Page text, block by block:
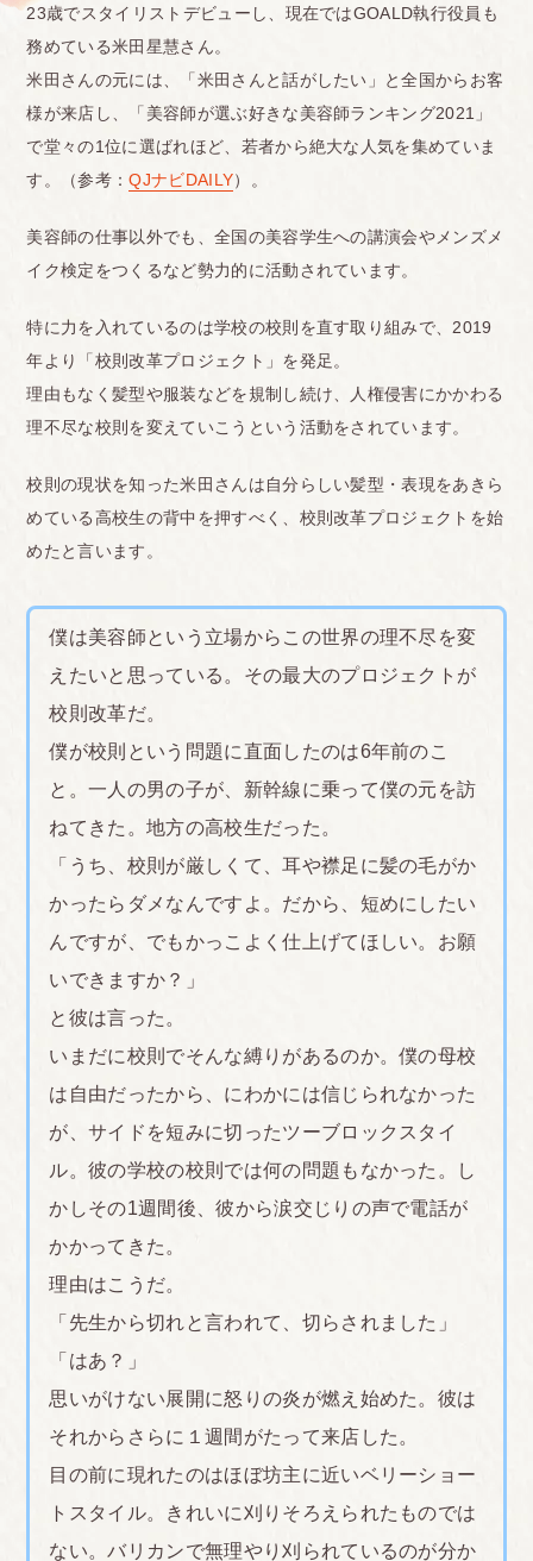
生えるような生え方をしており、大した長さでなく
ても耳にかかってしまいました。それで毎回ひっか
かってしまうので、高校はスポーツ刈りのような頭
にせざるを得ない状況で、私生活のオシャレを存分
約を入れていたこともあり、少し伸ばしていたので
すが、ここでも当然ひっかかりました。
しかし、せっかくの卒業式だし少しはカッコよく行
きたかったので、切ってこいって言われたのを無視
してそのままの長さで当日を迎えました。前日検査
に引っかかった人たちは式前に再検査を受けるので
させない。」と言われ、泣く泣くトイレで自ら前
髪、横の髪にハサミを入れました。
23歳でスタイリストデビューし、現在ではGOALD執行役員も
務めている米田星慧さん。
米田さんの元には、「米田さんと話がしたい」と全国からお客
様が来店し、「美容師が選ぶ好きな美容師ランキング2021」
で堂々の1位に選ばれほど、若者から絶大な人気を集めていま
す。（参考：QJナビDAILY）。
美容師の仕事以外でも、全国の美容学生への講演会やメンズメ
イク検定をつくるなど勢力的に活動されています。
特に力を入れているのは学校の校則を直す取り組みで、2019
年より「校則改革プロジェクト」を発足。
理由もなく髪型や服装などを規制し続け、人権侵害にかかわる
理不尽な校則を変えていこうという活動をされています。
校則の現状を知った米田さんは自分らしい髪型・表現をあきら
めている高校生の背中を押すべく、校則改革プロジェクトを始
めたと言います。
僕は美容師という立場からこの世界の理不尽を変
えたいと思っている。その最大のプロジェクトが
校則改革だ。
僕が校則という問題に直面したのは6年前のこ
と。一人の男の子が、新幹線に乗って僕の元を訪
ねてきた。地方の高校生だった。
「うち、校則が厳しくて、耳や襟足に髪の毛がか
かったらダメなんですよ。だから、短めにしたい
んですが、でもかっこよく仕上げてほしい。お願
いできますか？」
と彼は言った。
いまだに校則でそんな縛りがあるのか。僕の母校
は自由だったから、にわかには信じられなかった
が、サイドを短みに切ったツーブロックスタイ
ル。彼の学校の校則では何の問題もなかった。し
かしその1週間後、彼から涙交じりの声で電話が
かかってきた。
理由はこうだ。
「先生から切れと言われて、切らされました」
「はあ？」
思いがけない展開に怒りの炎が燃え始めた。彼は
それからさらに１週間がたって来店した。
目の前に現れたのはほぼ坊主に近いベリーショー
トスタイル。きれいに刈りそろえられたものでは
ない。バリカンで無理やり刈られているのが分か